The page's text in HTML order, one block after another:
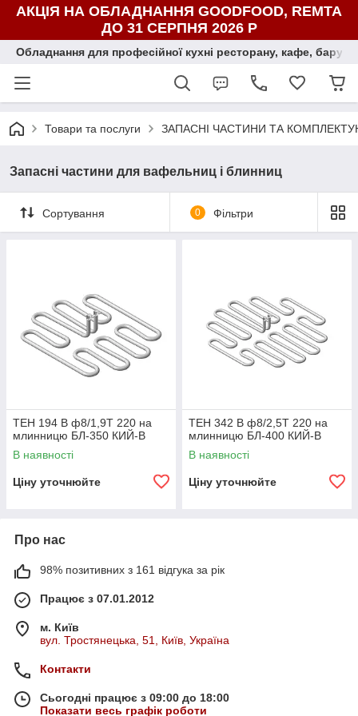
АКЦІЯ НА ОБЛАДНАННЯ GOODFOOD, REMTA
ДО 31 СЕРПНЯ 2026 Р
Обладнання для професійної кухні ресторану, кафе, бару,
Товари та послуги ЗАПАСНІ ЧАСТИНИ ТА
Запасні частини для вафельниц і блинниц
Сортування 0 Фільтри
ТЕН 194 В ф8/1,9Т 220 на
млинницю БЛ-350 КИЙ-В
В наявності
Ціну уточнюйте
ТЕН 342 В ф8/2,5Т 220 на
млинницю БЛ-400 КИЙ-В
В наявності
Ціну уточнюйте
Про нас
98% позитивних з 161 відгука за рік
Працює з 07.01.2012
м. Київ
вул. Тростянецька, 51, Київ, Україна
Контакти
Сьогодні працює з 09:00 до 18:00
Показати весь графік роботи